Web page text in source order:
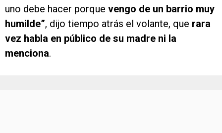
uno debe hacer porque vengo de un barrio muy
humilde”, dijo tiempo atrás el volante, que rara
vez habla en público de su madre ni la
menciona.